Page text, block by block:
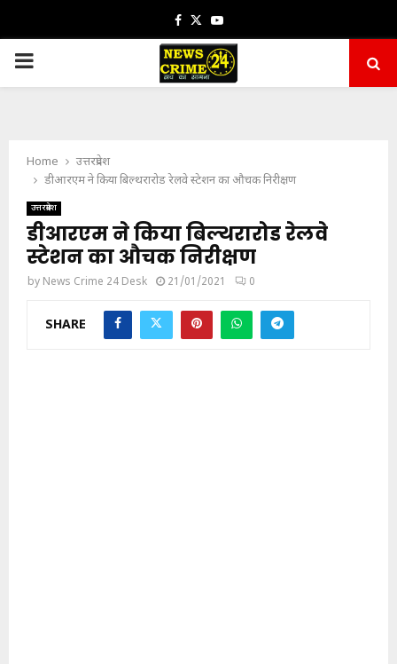
Facebook
TwitterYoutube
PRIMARY
Home
उत्तरप्रदेश
डीआरएम ने किया बिल्थरारोड रेलवे स्टेशन का औचक निरीक्षण
उत्तरप्रदेश
डीआरएम ने किया बिल्थरारोड रेलवे
स्टेशन का औचक निरीक्षण
by News Crime 24 Desk 21/01/2021 0
SHARE